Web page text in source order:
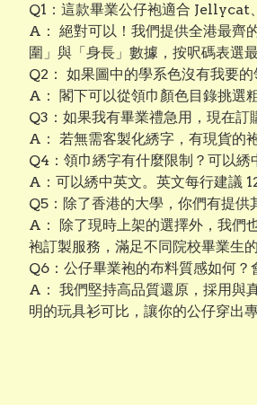
Q1：這款畢業公仔袍適合
A： 絕對可以！我們提供全港最
圍」與「身長」數據，按呎碼表選
Q2： 如果圖中的學系色沒有我要的
A： 閣下可以從領巾顏色目錄挑選
Q3：如果我有畢業禮急用，現在訂
A： 若無需客製化綉字，有現貨的
Q4：領巾綉字有什麼限制？可以綉
A：可以綉中英文。英文每行建議
Q5：除了香港的大學，你們有提供
A： 除了現時上架的選擇外，我們
袍訂製服務，滿足不同院校畢業生
Q6：公仔畢業袍的布料質感如何？
A： 我們堅持高品質還原，採用與
明的玩具衫可比，讓你的公仔穿出